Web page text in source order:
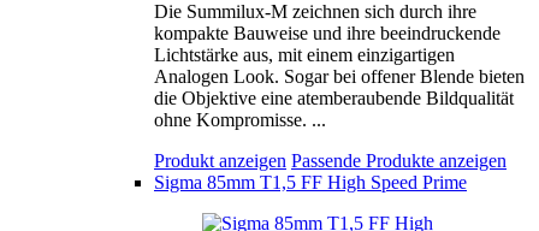
Die Summilux-M zeichnen sich durch ihre
kompakte Bauweise und ihre beeindruckende
Lichtstärke aus, mit einem einzigartigen
Analogen Look. Sogar bei offener Blende bieten
die Objektive eine atemberaubende Bildqualität
ohne Kompromisse. ...
Produkt anzeigen Passende Produkte anzeigen
Sigma 85mm T1,5 FF High Speed Prime